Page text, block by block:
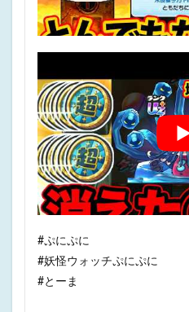
#ぷにぷに
#妖怪ウォッチぷにぷに
#とーま